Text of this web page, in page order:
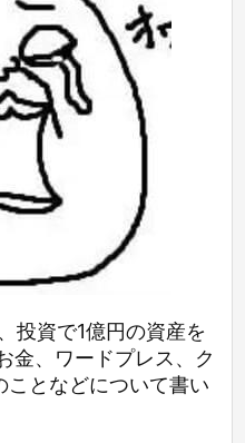
投資で1億円の資産を
金、ワードプレス、ク
ことなどについて書い